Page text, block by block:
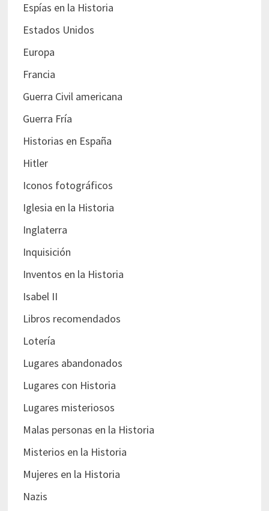
Espías en la Historia
Estados Unidos
Europa
Francia
Guerra Civil americana
Guerra Fría
Historias en España
Hitler
Iconos fotográficos
Iglesia en la Historia
Inglaterra
Inquisición
Inventos en la Historia
Isabel II
Libros recomendados
Lotería
Lugares abandonados
Lugares con Historia
Lugares misteriosos
Malas personas en la Historia
Misterios en la Historia
Mujeres en la Historia
Nazis